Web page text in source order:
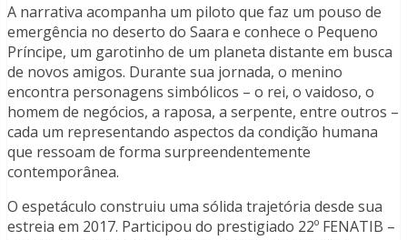
A narrativa acompanha um piloto que faz um pouso de
emergência no deserto do Saara e conhece o Pequeno
Príncipe, um garotinho de um planeta distante em busca
de novos amigos. Durante sua jornada, o menino
encontra personagens simbólicos – o rei, o vaidoso, o
homem de negócios, a raposa, a serpente, entre outros –
cada um representando aspectos da condição humana
que ressoam de forma surpreendentemente
contemporânea.
O espetáculo construiu uma sólida trajetória desde sua
estreia em 2017. Participou do prestigiado 22º FENATIB –